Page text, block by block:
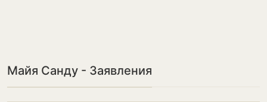
Майя Санду - Заявления